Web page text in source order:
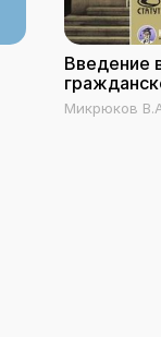
Введение
Микрюков